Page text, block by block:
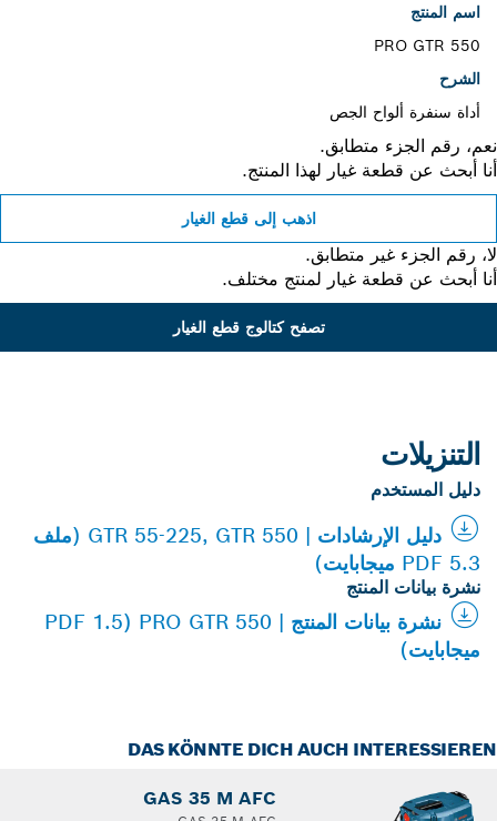
اسم المنتج
PRO GTR 550
الشرح
أداة سنفرة ألواح الجص
رقم الجزء متطابق.
أبحث عن قطعة غيار لهذا المنتج.
اذهب إلى قطع الغيار
رقم الجزء غير متطابق.
أبحث عن قطعة غيار لمنتج مختلف.
تصفح كتالوج قطع الغيار
التنزيلات
دليل المستخدم
دليل الإرشادات | GTR 55-225, GTR 550 (ملف
PDF 5.3 ميجابايت)
نشرة بيانات المنتج
نشرة بيانات المنتج | PRO GTR 550 (PDF 1.5
ميجابايت)
DAS KÖNNTE DICH AUCH
GAS 35 M AFC